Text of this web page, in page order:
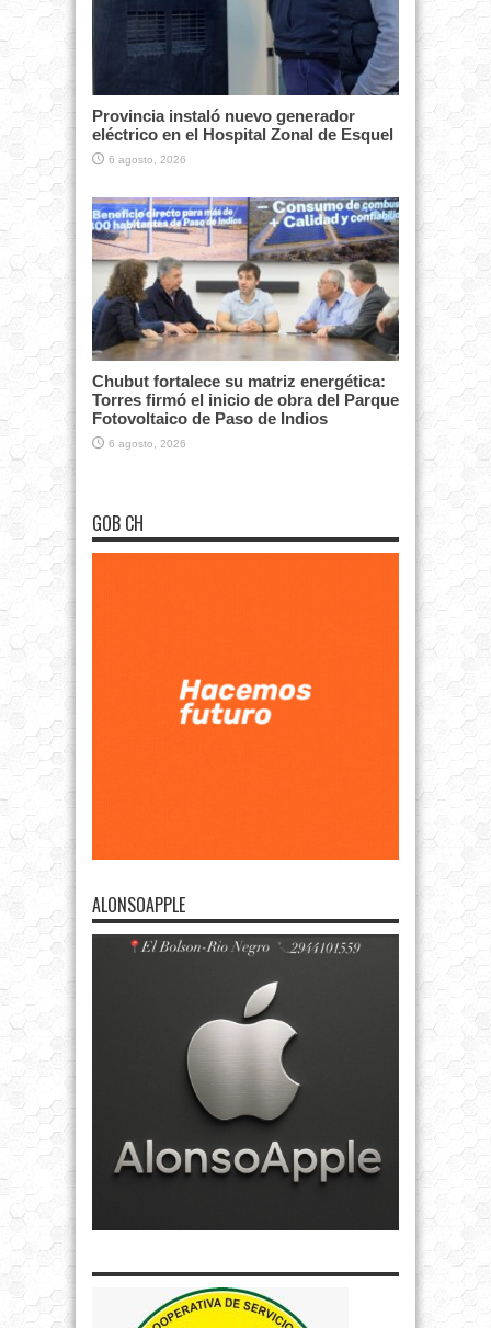
Provincia instaló nuevo generador
eléctrico en el Hospital Zonal de Esquel
6 agosto, 2026
Chubut fortalece su matriz energética:
Torres firmó el inicio de obra del Parque
Fotovoltaico de Paso de Indios
6 agosto, 2026
GOB CH
ALONSOAPPLE